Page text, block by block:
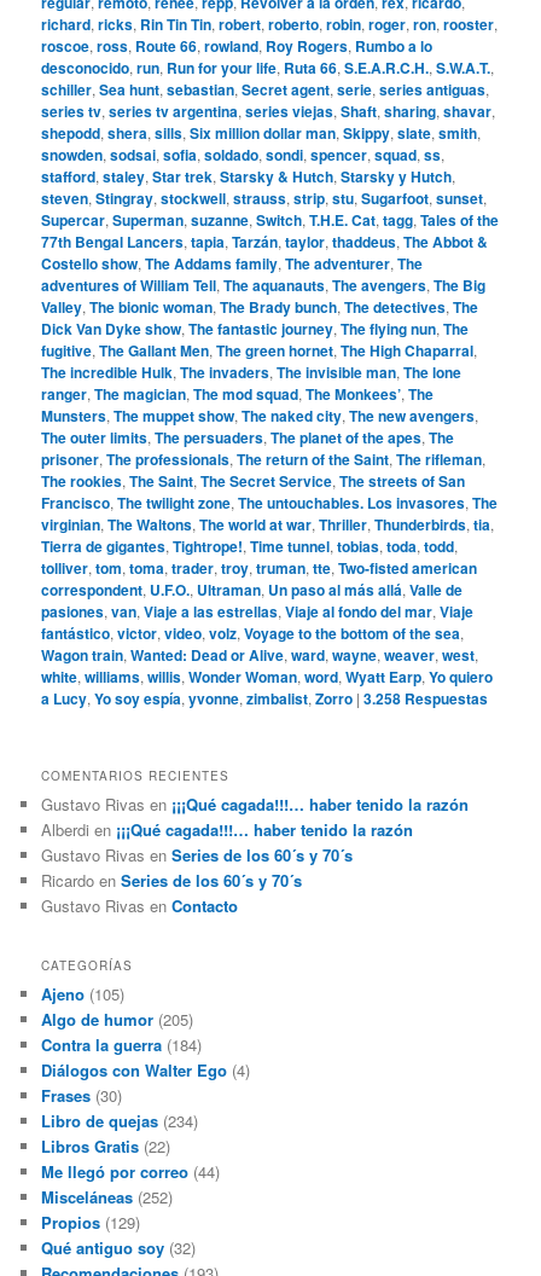
richard,ricks, Rin Tin Tin,robert,roberto,robin,roger,ron,rooster,
roscoe,ross, Route 66,rowland, Roy Rogers, Rumbo a lo
desconocido,run, Run for your life, Ruta 66,S.E.A.R.C.H.,S.W.A.T.,
schiller,Sea hunt,sebastian,Secret agent,serie,series antiguas,
series tv,series tv argentina,series viejas,Shaft,sharing,shavar,
shepodd,shera,sills,Six million dollar man,Skippy,slate,smith,
snowden,sodsai,sofia,soldado,sondi,spencer,squad,ss,
stafford,staley,Star trek,Starsky & Hutch,Starsky y Hutch,
steven,Stingray,stockwell,strauss,strip,stu,Sugarfoot,sunset,
Supercar,Superman,suzanne,Switch,T.H.E. Cat,tagg,Tales of the
77th Bengal Lancers,tapia,Tarzán,taylor,thaddeus,The Abbot &
Costello show,The Addams family,The adventurer,The
adventures of William Tell,The aquanauts,The avengers,The Big
Valley,The bionic woman,The Brady bunch,The detectives,The
Dick Van Dyke show,The fantastic journey,The flying nun,The
fugitive,The Gallant Men,The green hornet,The High Chaparral,
The incredible Hulk,The invaders,The invisible man,The lone
ranger,The magician,The mod squad,The Monkees’,The
Munsters,The muppet show,The naked city,The new avengers,
The outer limits,The persuaders,The planet of the apes,The
prisoner,The professionals,The return of the Saint,The rifleman,
The rookies,The Saint,The Secret Service,The streets of San
Francisco,The twilight zone,The untouchables. Los invasores,The
virginian,The Waltons,The world at war,Thriller,Thunderbirds,tia,
Tierra de gigantes,Tightrope!,Time tunnel,tobias,toda,todd,
tolliver,tom,toma,trader,troy,truman,tte,Two-fisted american
correspondent, U.F.O., Ultraman, Un paso al más allá,Valle de
pasiones,van,Viaje a las estrellas,Viaje al fondo del mar,Viaje
fantástico,victor,video,volz,Voyage to the bottom of the sea,
Wagon train,Wanted: Dead or Alive,ward,wayne,weaver,west,
white,williams,willis,Wonder Woman,word,Wyatt Earp,Yo quiero
a Lucy,Yo soy espía,yvonne,zimbalist,Zorro |3.258 Respuestas
COMENTARIOS RECIENTES
Gustavo Rivas en ¡¡¡Qué cagada!!!… haber tenido la razón
Alberdi en ¡¡¡Qué cagada!!!… haber tenido la razón
Gustavo Rivas enSeries de los 60´s y 70´s
Ricardo enSeries de los 60´s y 70´s
Gustavo Rivas enContacto
CATEGORÍAS
Ajeno (105)
Algo de humor (205)
Contra la guerra (184)
Diálogos con Walter Ego (4)
Frases (30)
Libro de quejas (234)
Libros Gratis (22)
Me llegó por correo (44)
Misceláneas (252)
Propios (129)
Qué antiguo soy (32)